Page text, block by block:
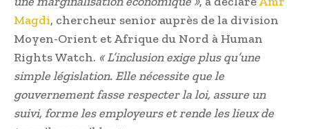
Magdi, chercheur senior auprès de la division
Moyen-Orient et Afrique du Nord à Human
Rights Watch. « L’inclusion exige plus qu’une
simple législation. Elle nécessite que le
gouvernement fasse respecter la loi, assure un
suivi, forme les employeurs et rende les lieux de